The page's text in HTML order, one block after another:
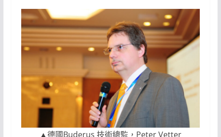
▲德國Buderus 技術總監，Peter Vetter